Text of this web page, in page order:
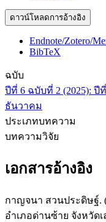
ดาวน์โหลดการอ้างอิง
Endnote/Zotero/
BibTeX
ฉบับ
ปีที่ 6 ฉบับที่ 2 (2025): ปี
ธันวาคม
ประเภทบทความ
บทความวิจัย
เอกสารอ้างอิง
กาญจนา สวนประดิษฐ์.
อำเภอด่านซ้าย จังหวั